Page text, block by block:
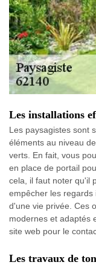
Les installations
Les paysagistes sont
éléments au niveau
verts. En fait, vous
en place de portail
cela, il faut noter qu'il
empêcher les regards
d'une vie privée. Ces
modernes et adaptés
site web pour le
Les travaux de